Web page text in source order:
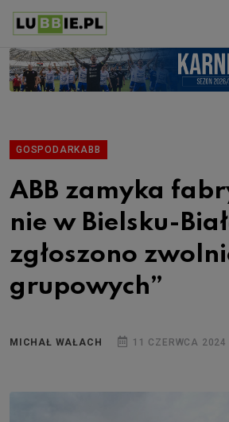
GOSPODARKABB
ABB zamyka
nie w Bielsku-
zgłoszono
grupowych”
MICHAŁ WAŁACH 11 CZERWCA 2024